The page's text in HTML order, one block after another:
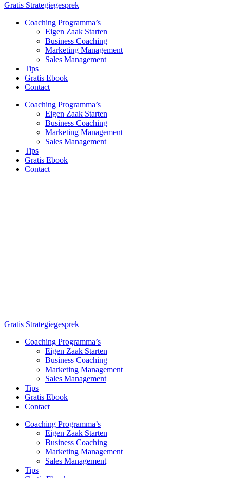
Gratis Strategiegesprek
Coaching Programma’s
Eigen Zaak Starten
Business Coaching
Marketing Management
Sales Management
Tips
Gratis Ebook
Contact
Coaching Programma’s
Eigen Zaak Starten
Business Coaching
Marketing Management
Sales Management
Tips
Gratis Ebook
Contact
Gratis Strategiegesprek
Coaching Programma’s
Eigen Zaak Starten
Business Coaching
Marketing Management
Sales Management
Tips
Gratis Ebook
Contact
Coaching Programma’s
Eigen Zaak Starten
Business Coaching
Marketing Management
Sales Management
Tips